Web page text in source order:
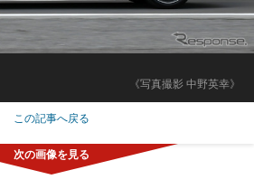
《写真撮影 中野英幸》
この記事へ戻る